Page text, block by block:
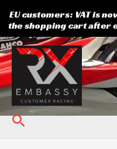
Skip
to
content
Search
EU customers: VAT is
the shopping cart after